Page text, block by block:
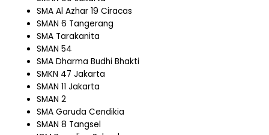
SMA Al Azhar 19 Ciracas
SMAN 6 Tangerang
SMA Tarakanita
SMAN 54
SMA Dharma Budhi Bhakti
SMKN 47 Jakarta
SMAN 11 Jakarta
SMAN 2
SMA Garuda Cendikia
SMAN 8 Tangsel